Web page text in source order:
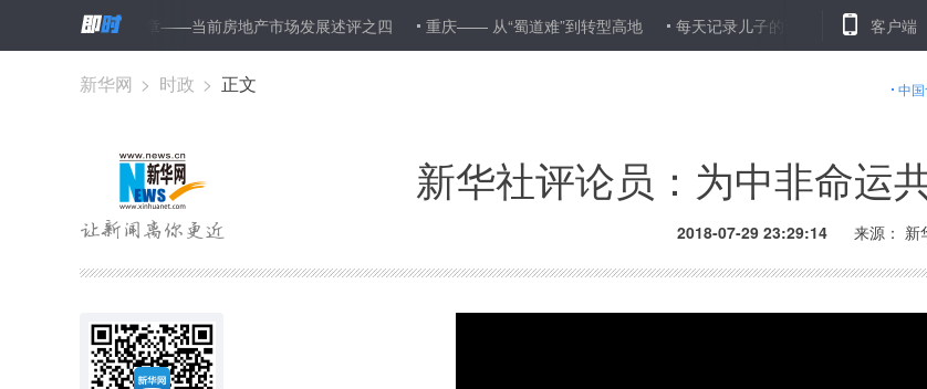
动调控的大文章——当前房地产市场发展述评之四 重庆—— 从“蜀道难”到转型高地 每天记录儿子的可爱瞬间 杭州妈妈手绘暑
客户端
中
新华网 > 时政 > 正文
新华社评论员：为中非命运
2018-07-29 23:29:14 来源： 新